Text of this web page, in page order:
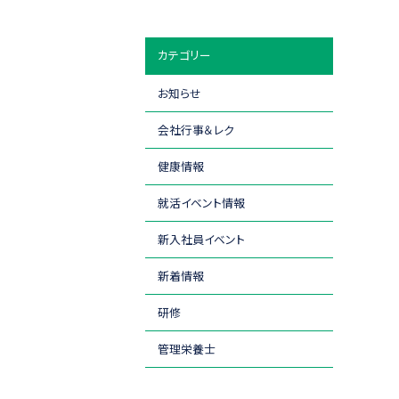
カテゴリー
お知らせ
会社行事＆レク
健康情報
就活イベント情報
新入社員イベント
新着情報
研修
管理栄養士